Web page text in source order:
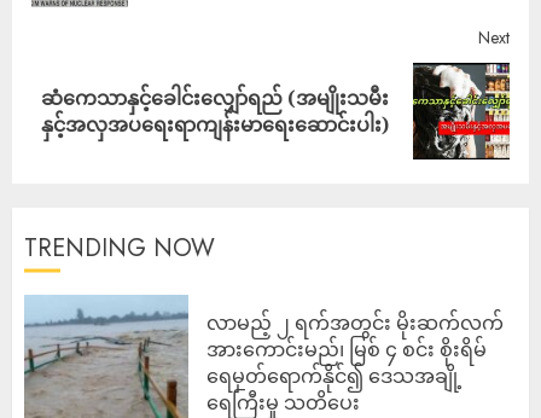
Next
ဆံ‌ကေသာနှင့်ခေါင်းလျှော်ရည် (အမျိုးသမီး
နှင့်အလှအပရေးရာကျန်းမာရေးဆောင်းပါး)
TRENDING NOW
လာမည့် ၂ ရက်အတွင်း မိုးဆက်လက်
အားကောင်းမည်၊ မြစ် ၄ စင်း စိုးရိမ်
ရေမှတ်ရောက်နိုင်၍ ဒေသအချို့
ရေကြီးမှု သတိပေး